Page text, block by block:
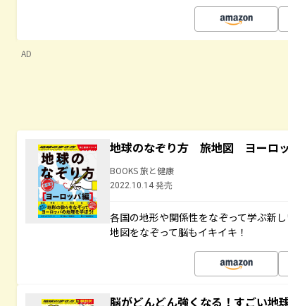
AD
地球のなぞり方 旅地図 ヨーロ
BOOKS 旅と健康
2022.10.14 発売
各国の地形や関係性をなぞって学ぶ新
地図をなぞって脳もイキイキ！
脳がどんどん強くなる！すごい地